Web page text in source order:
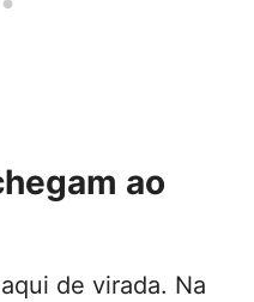
ao
de virada. Na